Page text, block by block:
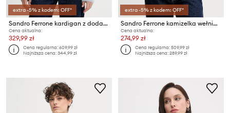
extra -5% z kodem: OFF*
Sandro Ferrone kardigan z dodatkiem alpaki
Cena aktualna:
329,99 zł
Cena regularna:609,99 zł
Najniższa cena:344,99 zł
extra -5% z kodem: OFF*
Sandro Ferrone kamizelka wełniana
Cena aktualna:
274,99 zł
Cena regularna:509,99 zł
Najniższa cena:289,99 zł